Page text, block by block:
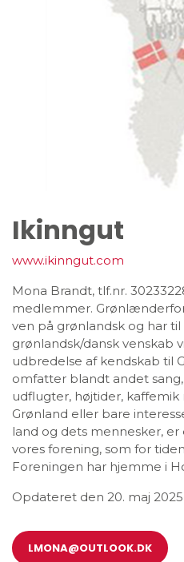
Ikinngut
www.ikinngut.com
Mona Brandt, tlf.nr.
medlemmer.
ven på grønlandsk og har
grønlandsk/dansk venskab
udbredelse af kendskab til
omfatter blandt andet
udflugter, højtider,
Grønland eller bare
land og dets mennesker,
vores forening, som for
Foreningen har hjemme i
Opdateret den 20. maj 2025
LMONA@OUTLOOK.DK